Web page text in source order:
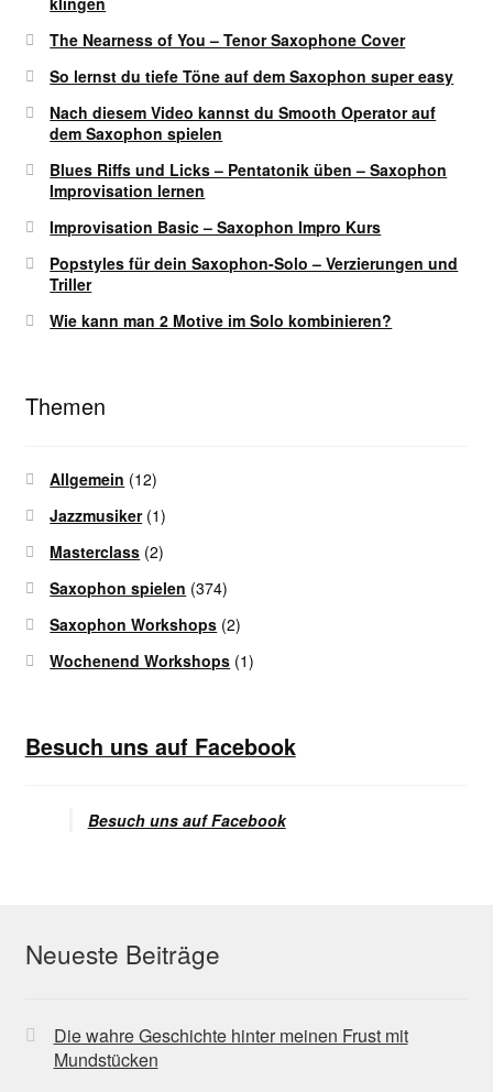
The Nearness of You – Tenor Saxophone Cover
So lernst du tiefe Töne auf dem Saxophon super easy
Nach diesem Video kannst du Smooth Operator auf
dem Saxophon spielen
Blues Riffs und Licks – Pentatonik üben – Saxophon
Improvisation lernen
Improvisation Basic – Saxophon Impro Kurs
Popstyles für dein Saxophon-Solo – Verzierungen und
Triller
Wie kann man 2 Motive im Solo kombinieren?
Themen
Allgemein (12)
Jazzmusiker(1)
Masterclass (2)
Saxophon spielen (374)
Saxophon Workshops (2)
Wochenend Workshops (1)
Besuch uns auf Facebook
Besuch uns auf Facebook
Neueste Beiträge
Die wahre Geschichte hinter meinen Frust mit
Mundstücken